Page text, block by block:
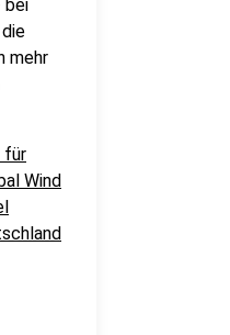
bei
mehr
für
Wind